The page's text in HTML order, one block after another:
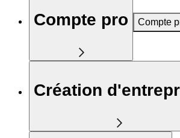
Compte pro Compte
Création